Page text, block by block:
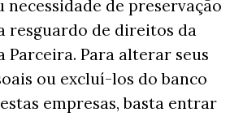
necessidade de preservação
resguardo de direitos da
Parceira. Para alterar seus
ou excluí-los do banco
empresas, basta entrar